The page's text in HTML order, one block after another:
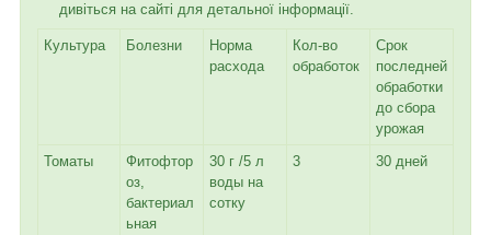
дивіться на сайті для детальної інформації.
Культура Болезни
Норма
расхода
Кол-во
обработок
Срок
последней
обработки
до сбора
урожая
Томаты
Фитофтор
оз,
бактериал
ьная
30 г /5 л
воды на
сотку
3 30 дней